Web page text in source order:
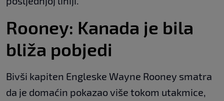
Rooney: Kanada je bila
bliža pobjedi
Bivši kapiten Engleske Wayne Rooney smatra
da je domaćin pokazao više tokom utakmice,